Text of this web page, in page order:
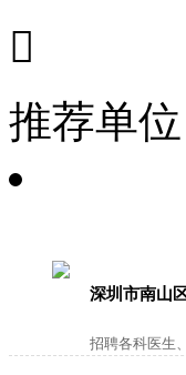

推荐单位
深圳市南山
招聘各科医生